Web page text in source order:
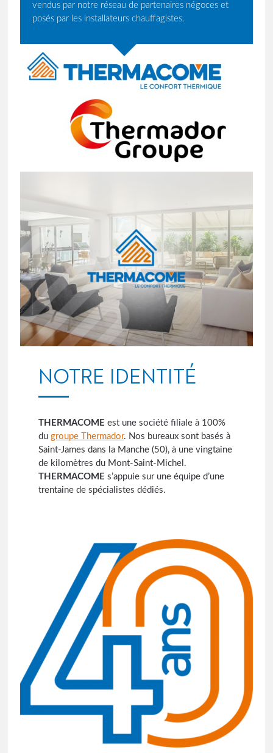
vendus par notre réseau de partenaires négoces et
posés par les installateurs chauffagistes.
NOTRE IDENTITÉ
THERMACOME est une société filiale à 100%
dugroupe Thermador. Nos bureaux sont basés à
Saint-James dans la Manche (50), à une vingtaine
de kilomètres du Mont-Saint-Michel.
THERMACOME s’appuie sur une équipe d’une
trentaine de spécialistes dédiés.